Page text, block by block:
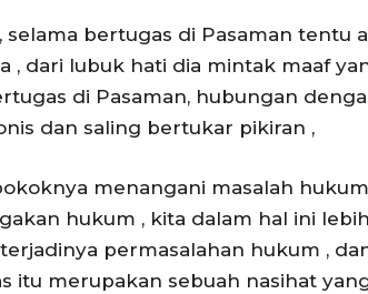
selama bertugas di Pasaman tentu
, dari lubuk hati dia mintak maaf
di Pasaman, hubungan
dan saling bertukar pikiran ,
menangani masalah
hukum , kita dalam hal ini
permasalahan hukum ,
itu merupakan sebuah nasihat